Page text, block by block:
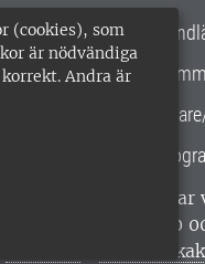
(cookies), som
är nödvändiga
Andra är
har
Telefon: 018-67 10
Hantera